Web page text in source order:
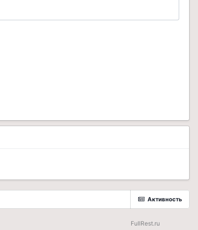
Активность
FullRest.ru